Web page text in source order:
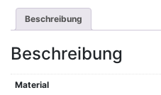
Beschreibung
Beschreibung
Material